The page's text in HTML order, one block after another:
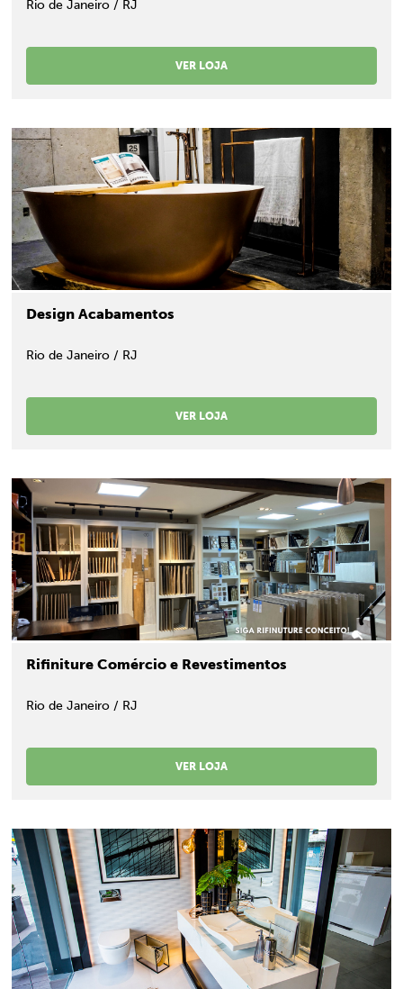
Rio de Janeiro / RJ
VER LOJA
Design Acabamentos
Rio de Janeiro / RJ
VER LOJA
Rifiniture Comércio e Revestimentos
Rio de Janeiro / RJ
VER LOJA